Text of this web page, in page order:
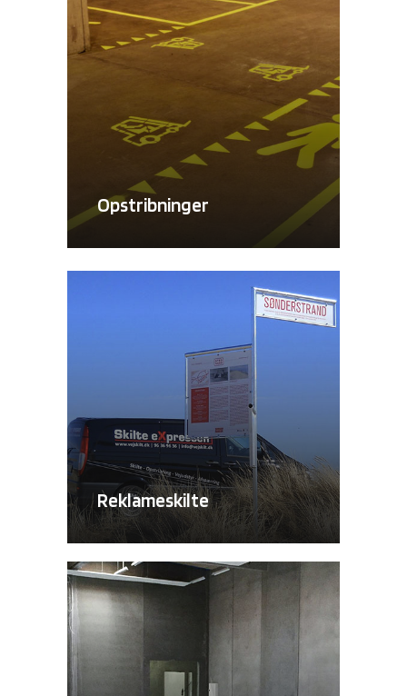
Opstribninger
Reklameskilte